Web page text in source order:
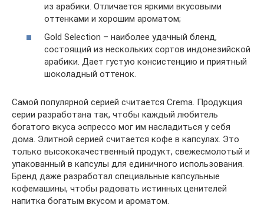
из арабики. Отличается яркими вкусовыми
оттенками и хорошим ароматом;
Gold Selection – наиболее удачный бленд,
состоящий из нескольких сортов индонезийской
арабики. Дает густую консистенцию и приятный
шоколадный оттенок.
Самой популярной серией считается Crema. Продукция
серии разработана так, чтобы каждый любитель
богатого вкуса эспрессо мог им насладиться у себя
дома. Элитной серией считается кофе в капсулах. Это
только высококачественный продукт, свежесмолотый и
упакованный в капсулы для единичного использования.
Бренд даже разработал специальные капсульные
кофемашины, чтобы радовать истинных ценителей
напитка богатым вкусом и ароматом.